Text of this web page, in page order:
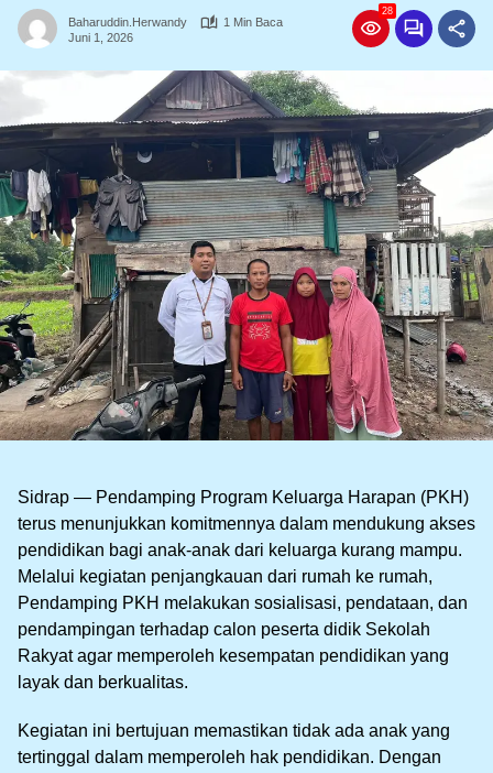
Baharuddin.herwandy
1 Min Baca
Juni 1, 2026
28
Sidrap — Pendamping Program Keluarga Harapan (PKH)
terus menunjukkan komitmennya dalam mendukung akses
pendidikan bagi anak-anak dari keluarga kurang mampu.
Melalui kegiatan penjangkauan dari rumah ke rumah,
Pendamping PKH melakukan sosialisasi, pendataan, dan
pendampingan terhadap calon peserta didik Sekolah
Rakyat agar memperoleh kesempatan pendidikan yang
layak dan berkualitas.
Kegiatan ini bertujuan memastikan tidak ada anak yang
tertinggal dalam memperoleh hak pendidikan. Dengan